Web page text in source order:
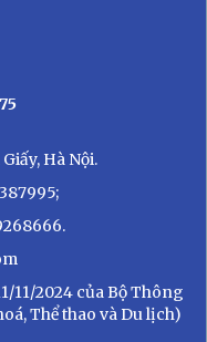
Hà Nội.
11/2024 của Bộ Thông
Thể thao và Du lịch)